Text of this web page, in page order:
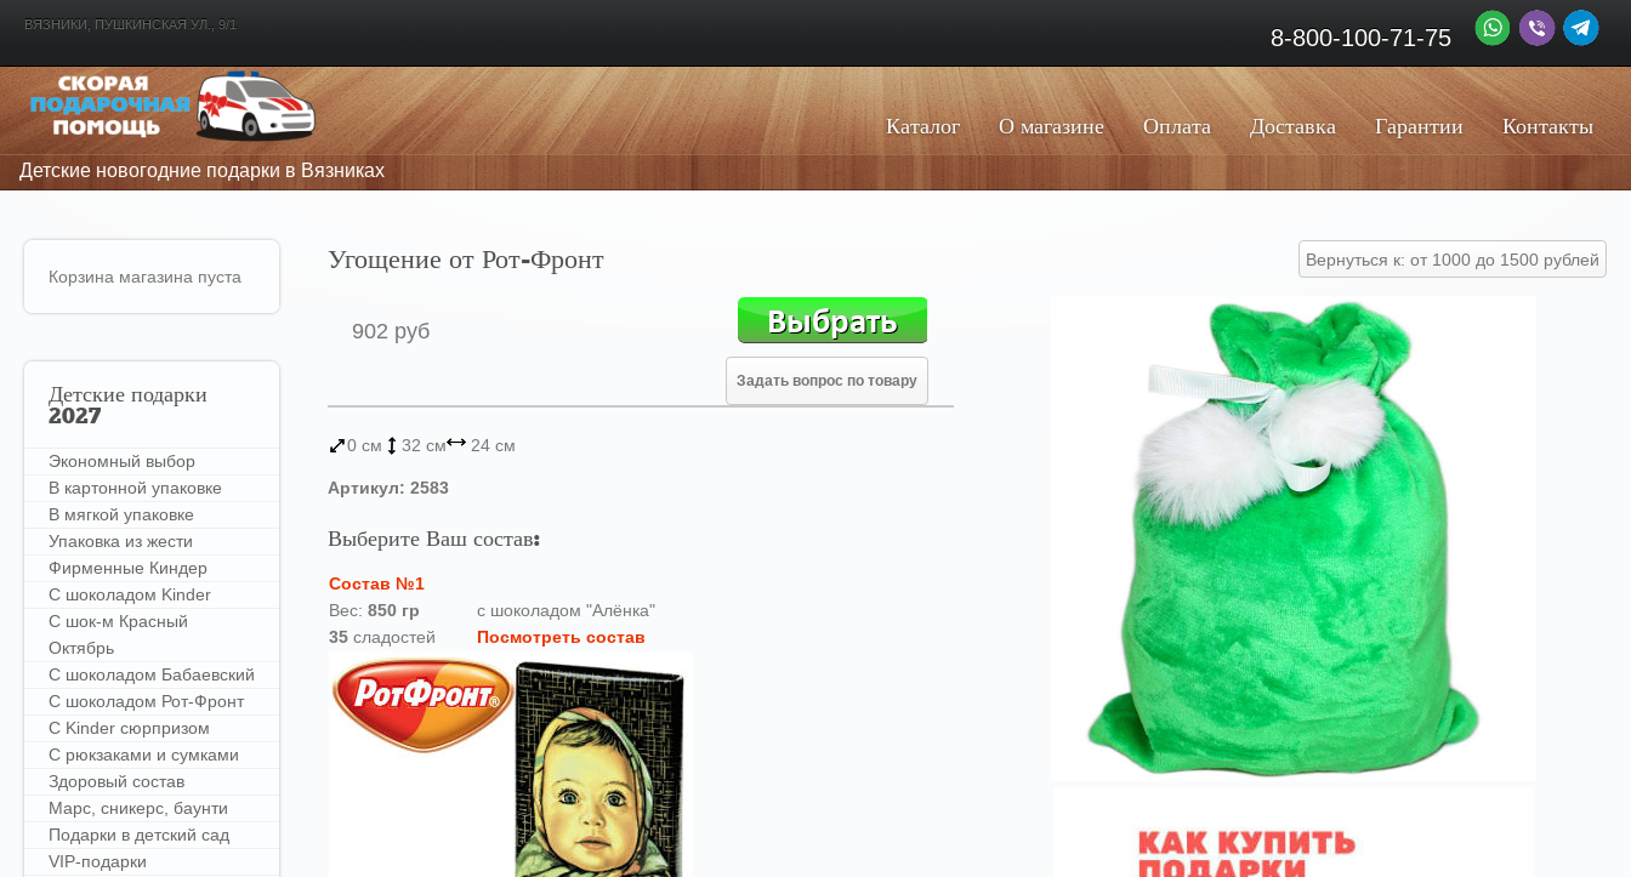
ВЯЗНИКИ, ПУШКИНСКАЯ УЛ., 9/1 8-800-100-71-75
Детские новогодние подарки в Вязниках
Каталог О магазине Оплата Доставка Гарантии Контакты
Вернуться к: от 1000 до 1500 рублей
Угощение от Рот-Фронт
902 руб
Задать вопрос по товару
0 см 32 см 24 см
Артикул: 2583
Выберите Ваш состав:
Состав №1
Вес: 850 гр
с шоколадом "Алёнка"
35 сладостей Посмотреть состав
Корзина магазина пуста
Детские подарки
2027
Экономный выбор
В картонной упаковке
В мягкой упаковке
Упаковка из жести
Фирменные Киндер
С шоколадом Kinder
С шок-м Красный
Октябрь
С шоколадом Бабаевский
С шоколадом Рот-Фронт
С Kinder сюрпризом
С рюкзаками и сумками
Здоровый состав
Марс, сникерс, баунти
Подарки в детский сад
VIP-подарки